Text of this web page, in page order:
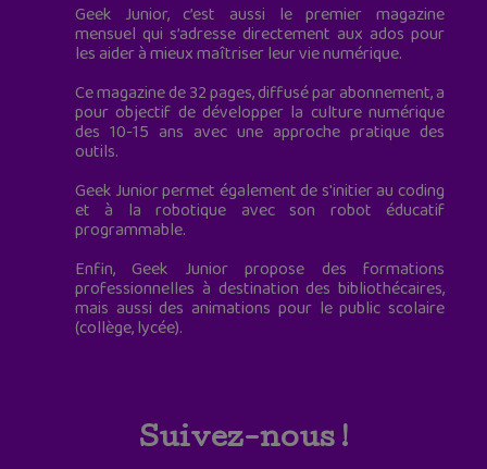
Geek Junior, c’est aussi le premier magazine
mensuel qui s’adresse directement aux ados pour
les aider à mieux maîtriser leur vie numérique.
Ce magazine de 32 pages, diffusé par abonnement, a
pour objectif de développer la culture numérique
des 10-15 ans avec une approche pratique des
outils.
Geek Junior permet également de s'initier au coding
et à la robotique avec son robot éducatif
programmable.
Enfin, Geek Junior propose des formations
professionnelles à destination des bibliothécaires,
mais aussi des animations pour le public scolaire
(collège, lycée).
Suivez-nous !